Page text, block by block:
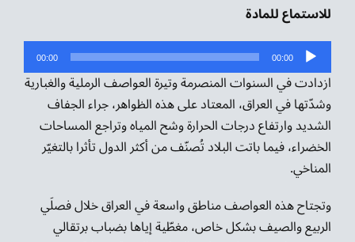
للاستماع للمادة
مشغل
الصوت
00:00
00:00
ازدادت في السنوات المنصرمة وتيرة العواصف الرملية والغبارية
وشدّتها في العراق، المعتاد على هذه الظواهر، جراء الجفاف
الشديد وارتفاع درجات الحرارة وشح المياه وتراجع المساحات
الخضراء، فيما باتت البلاد تُصنّف من أكثر الدول تأثرا بالتغيّر
المناخي.
وتجتاح هذه العواصف مناطق واسعة في العراق خلال فصلَي
الربيع والصيف بشكل خاص، مغطّية إياها بضباب برتقالي